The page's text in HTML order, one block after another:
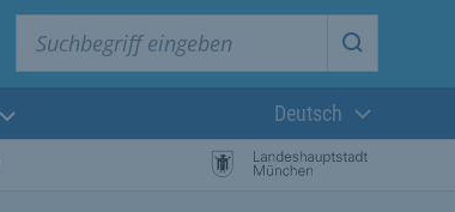
Suche
Aktuelle
Deutsch